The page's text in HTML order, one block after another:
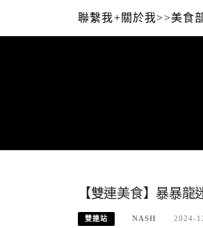
content
聯繫我+關於我>>美食
【雙連美食】暴暴
雙連站 NASH 2024-